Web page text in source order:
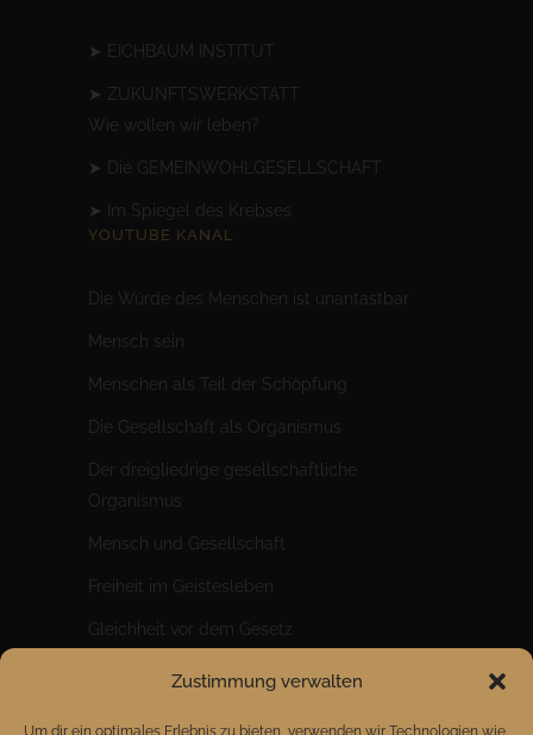
Zustimmung verwalten
Um dir ein optimales Erlebnis zu bieten, verwenden wir Technologien wie
➤ EICHBAUM INSTITUT
➤ ZUKUNFTSWERKSTATT
Wie wollen wir leben?
➤ Die GEMEINWOHLGESELLSCHAFT
➤ Im Spiegel des Krebses
YOUTUBE KANAL
Die Würde des Menschen ist unantastbar
Mensc h sein
Menschen als Teil der Schöpfung
Die Gesellschaft als Organismus
Der dreigliedrige gesellschaftliche
Organismus
Mensch und Gesellschaft
Freiheit im Geistesleben
Gleichheit vor dem Gesetz
Brüderlichkeit im Wirtschaftsleben